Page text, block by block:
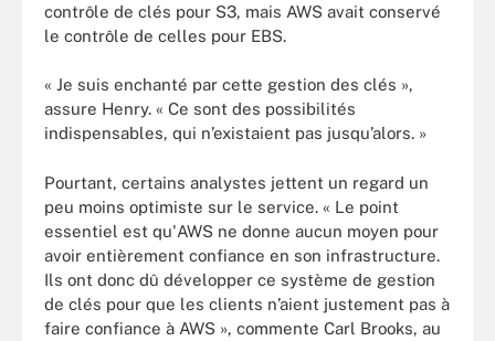
contrôle de clés pour S3, mais AWS avait conservé
le contrôle de celles pour EBS.
« Je suis enchanté par cette gestion des clés »,
assure Henry. « Ce sont des possibilités
indispensables, qui n’existaient pas jusqu’alors. »
Pourtant, certains analystes jettent un regard un
peu moins optimiste sur le service. « Le point
essentiel est qu'AWS ne donne aucun moyen pour
avoir entièrement confiance en son infrastructure.
Ils ont donc dû développer ce système de gestion
de clés pour que les clients n’aient justement pas à
faire confiance à AWS », commente Carl Brooks, au